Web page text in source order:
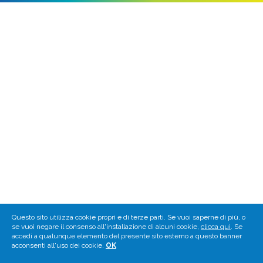
Questo sito utilizza cookie propri e di terze parti. Se vuoi saperne di più, o
se vuoi negare il consenso all'installazione di alcuni cookie, clicca qui. Se
accedi a qualunque elemento del presente sito esterno a questo banner
acconsenti all'uso dei cookie. OK